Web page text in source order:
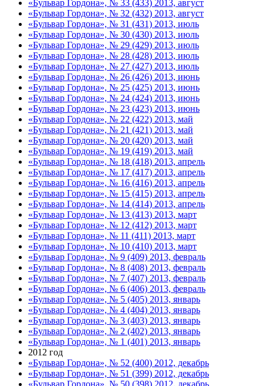
«Бульвар Гордона», № 33 (433) 2013, август
«Бульвар Гордона», № 32 (432) 2013, август
«Бульвар Гордона», № 31 (431) 2013, июль
«Бульвар Гордона», № 30 (430) 2013, июль
«Бульвар Гордона», № 29 (429) 2013, июль
«Бульвар Гордона», № 28 (428) 2013, июль
«Бульвар Гордона», № 27 (427) 2013, июль
«Бульвар Гордона», № 26 (426) 2013, июнь
«Бульвар Гордона», № 25 (425) 2013, июнь
«Бульвар Гордона», № 24 (424) 2013, июнь
«Бульвар Гордона», № 23 (423) 2013, июнь
«Бульвар Гордона», № 22 (422) 2013, май
«Бульвар Гордона», № 21 (421) 2013, май
«Бульвар Гордона», № 20 (420) 2013, май
«Бульвар Гордона», № 19 (419) 2013, май
«Бульвар Гордона», № 18 (418) 2013, апрель
«Бульвар Гордона», № 17 (417) 2013, апрель
«Бульвар Гордона», № 16 (416) 2013, апрель
«Бульвар Гордона», № 15 (415) 2013, апрель
«Бульвар Гордона», № 14 (414) 2013, апрель
«Бульвар Гордона», № 13 (413) 2013, март
«Бульвар Гордона», № 12 (412) 2013, март
«Бульвар Гордона», № 11 (411) 2013, март
«Бульвар Гордона», № 10 (410) 2013, март
«Бульвар Гордона», № 9 (409) 2013, февраль
«Бульвар Гордона», № 8 (408) 2013, февраль
«Бульвар Гордона», № 7 (407) 2013, февраль
«Бульвар Гордона», № 6 (406) 2013, февраль
«Бульвар Гордона», № 5 (405) 2013, январь
«Бульвар Гордона», № 4 (404) 2013, январь
«Бульвар Гордона», № 3 (403) 2013, январь
«Бульвар Гордона», № 2 (402) 2013, январь
«Бульвар Гордона», № 1 (401) 2013, январь
2012 год
«Бульвар Гордона», № 52 (400) 2012, декабрь
«Бульвар Гордона», № 51 (399) 2012, декабрь
«Бульвар Гордона», № 50 (398) 2012, декабрь